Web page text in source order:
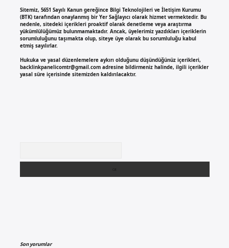
Sitemiz, 5651 Sayılı Kanun gereğince Bilgi Teknolojileri ve İletişim Kurumu
(BTK) tarafından onaylanmış bir Yer Sağlayıcı olarak hizmet vermektedir. Bu
nedenle, sitedeki içerikleri proaktif olarak denetleme veya araştırma
yükümlülüğümüz bulunmamaktadır. Ancak, üyelerimiz yazdıkları içeriklerin
sorumluluğunu taşımakta olup, siteye üye olarak bu sorumluluğu kabul
etmiş sayılırlar.
Hukuka ve yasal düzenlemelere aykırı olduğunu düşündüğünüz içerikleri,
backlinkpanelicomtr@gmail.comadresine bildirmeniz halinde, ilgili içerikler
yasal süre içerisinde sitemizden kaldırılacaktır.
Son yorumlar